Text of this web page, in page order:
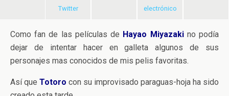
Twitter
electrónico
Como fan de las películas de Hayao Miyazakino podía
dejar de intentar hacer en galleta algunos de sus
personajes mas conocidos de mis pelis favoritas.
Así que Totoro con su improvisado paraguas-hoja ha sido